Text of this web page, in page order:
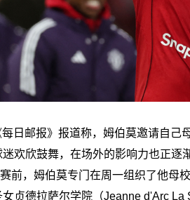
日邮报》报道称，姆伯莫邀请自己
欢欣鼓舞，在场外的影响力也正逐
前，姆伯莫专门在周一组织了他母
贞德拉萨尔学院（Jeanne d'Arc